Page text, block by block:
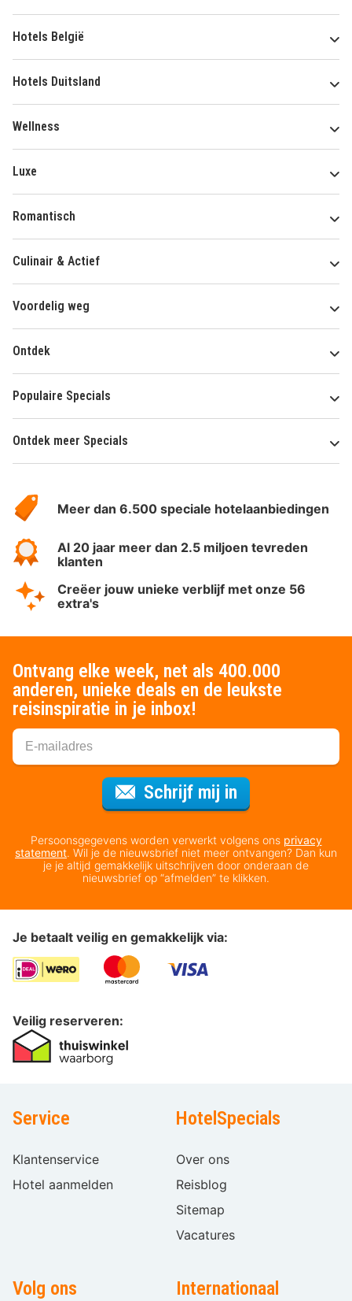
Hotels België
Hotels Duitsland
Wellness
Luxe
Romantisch
Culinair & Actief
Voordelig weg
Ontdek
Populaire Specials
Ontdek meer Specials
HotelSpecials
Meer dan 6.500 speciale hotelaanbiedingen
Al 20 jaar meer dan 2.5 miljoen tevreden
klanten
Creëer jouw unieke verblijf met onze 56
extra's
Ontvang elke week, net als 400.000
anderen, unieke deals en de leukste
reisinspiratie in je inbox!
Schrijf mij in
Persoonsgegevens worden verwerkt volgens ons privacy
statement. Wil je de nieuwsbrief niet meer ontvangen? Dan kun
je je altijd gemakkelijk uitschrijven door onderaan de
nieuwsbrief op “afmelden” te klikken.
Je betaalt veilig en gemakkelijk via:
Veilig reserveren:
Service
Klantenservice
Hotel aanmelden
HotelSpecials
Over ons
Reisblog
Sitemap
Vacatures
Volg ons Internationaal